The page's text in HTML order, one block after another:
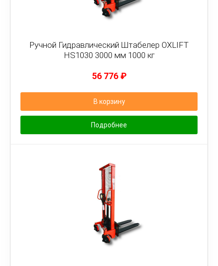
Ручной Гидравлический Штабелер OXLIFT
HS1030 3000 мм 1000 кг
56 776 ₽
В корзину
Подробнее